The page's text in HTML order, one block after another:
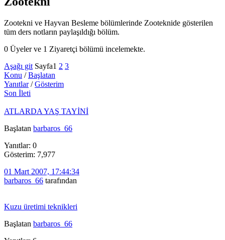
Zootekni ve Hayvan Besleme bölümlerinde Zooteknide gösterilen
tüm ders notların paylaşıldığı bölüm.
0 Üyeler ve 1 Ziyaretçi bölümü incelemekte.
Aşağı git Sayfa1 2 3
Konu /Başlatan
Yanıtlar/Gösterim
Son İleti
ATLARDA YAŞ TAYİNİ
Başlatan barbaros_66
Yanıtlar: 0
Gösterim: 7,977
01 Mart 2007, 17:44:34
barbaros_66 tarafından
Kuzu üretimi teknikleri
Başlatan barbaros_66